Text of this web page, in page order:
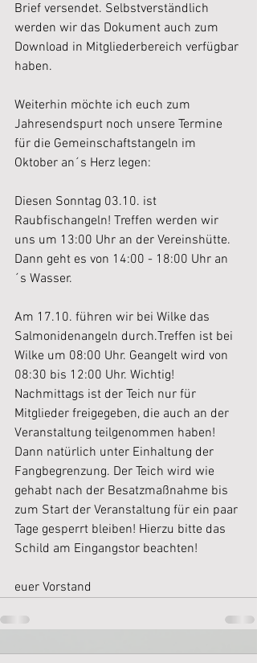
Brief versendet. Selbstverständlich
werden wir das Dokument auch zum
Download in Mitgliederbereich verfügbar
haben.
Weiterhin möchte ich euch zum
Jahresendspurt noch unsere Termine
für die Gemeinschaftstangeln im
Oktober an´s Herz legen:
Diesen Sonntag 03.10. ist
Raubfischangeln! Treffen werden wir
uns um 13:00 Uhr an der Vereinshütte.
Dann geht es von 14:00 - 18:00 Uhr an
´s Wasser.
Am 17.10. führen wir bei Wilke das
Salmonidenangeln durch.Treffen ist bei
Wilke um 08:00 Uhr. Geangelt wird von
08:30 bis 12:00 Uhr. Wichtig!
Nachmittags ist der Teich nur für
Mitglieder freigegeben, die auch an der
Veranstaltung teilgenommen haben!
Dann natürlich unter Einhaltung der
Fangbegrenzung. Der Teich wird wie
gehabt nach der Besatzmaßnahme bis
zum Start der Veranstaltung für ein paar
Tage gesperrt bleiben! Hierzu bitte das
Schild am Eingangstor beachten!
euer Vorstand